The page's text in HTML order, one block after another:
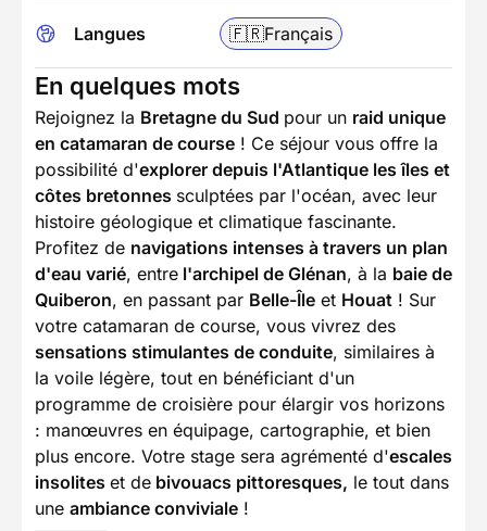
Langues 🇫🇷Français
En quelques mots
Rejoignez la Bretagne du Sud pour un raid unique
en catamaran de course ! Ce séjour vous offre la
possibilité d'explorer depuis l'Atlantique les îles et
côtes bretonnes sculptées par l'océan, avec leur
histoire géologique et climatique fascinante.
Profitez de navigations intenses à travers un plan
d'eau varié, entre l'archipel de Glénan, à la baie de
Quiberon, en passant par Belle-Île et Houat ! Sur
votre catamaran de course, vous vivrez des
sensations stimulantes de conduite, similaires à
la voile légère, tout en bénéficiant d'un
programme de croisière pour élargir vos horizons
: manœuvres en équipage, cartographie, et bien
plus encore. Votre stage sera agrémenté d'escales
insolites et de bivouacs pittoresques, le tout dans
une ambiance conviviale !